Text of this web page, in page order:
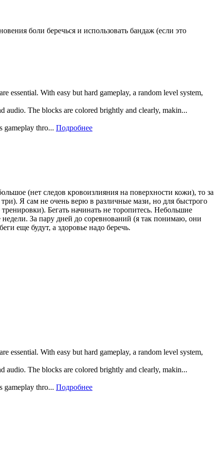
боли беречься и использовать бандаж (если это
essential. With easy but hard gameplay, a random level system,
audio. The blocks are colored brightly and clearly, makin...
gameplay thro... Подробнее
(нет следов кровоизлияния на поверхности кожи), то за
Я сам не очень верю в различные мази, но для быстрого
Бегать начинать не торопитесь. Небольшие
За пару дней до соревнований (я так понимаю, они
еще будут, а здоровье надо беречь.
essential. With easy but hard gameplay, a random level system,
audio. The blocks are colored brightly and clearly, makin...
gameplay thro... Подробнее